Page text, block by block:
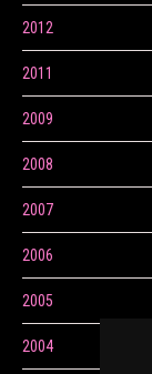
2012
2011
2009
2008
2007
2006
2005
2004